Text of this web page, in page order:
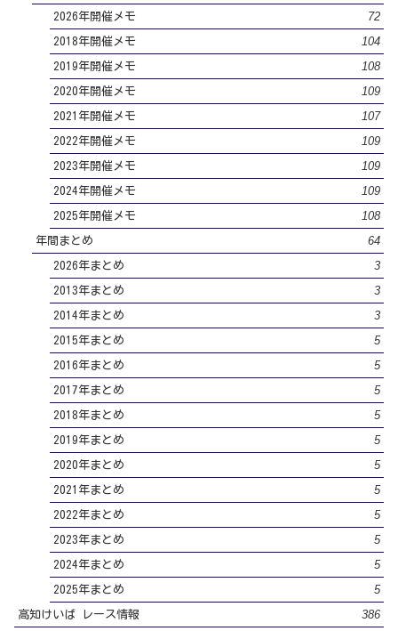
2026年開催メモ 72
2018年開催メモ 104
2019年開催メモ 108
2020年開催メモ 109
2021年開催メモ 107
2022年開催メモ 109
2023年開催メモ 109
2024年開催メモ 109
2025年開催メモ 108
年間まとめ 64
2026年まとめ 3
2013年まとめ 3
2014年まとめ 3
2015年まとめ 5
2016年まとめ 5
2017年まとめ 5
2018年まとめ 5
2019年まとめ 5
2020年まとめ 5
2021年まとめ 5
2022年まとめ 5
2023年まとめ 5
2024年まとめ 5
2025年まとめ 5
高知けいば レース情報 386